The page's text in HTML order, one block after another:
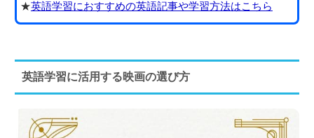
★英語学習におすすめの英語記事や学習方法はこちら
英語学習に活用する映画の選び方